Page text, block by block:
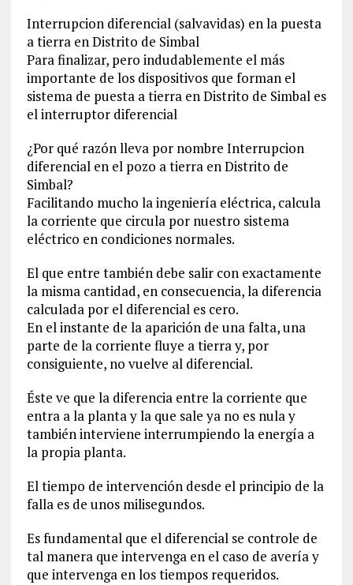
Interrupcion diferencial (salvavidas) en la puesta
a tierra en Distrito de Simbal
Para finalizar, pero indudablemente el más
importante de los dispositivos que forman el
sistema de puesta a tierra en Distrito de Simbal es
el interruptor diferencial
¿Por qué razón lleva por nombre Interrupcion
diferencial en el pozo a tierra en Distrito de
Simbal?
Facilitando mucho la ingeniería eléctrica, calcula
la corriente que circula por nuestro sistema
eléctrico en condiciones normales.
El que entre también debe salir con exactamente
la misma cantidad, en consecuencia, la diferencia
calculada por el diferencial es cero.
En el instante de la aparición de una falta, una
parte de la corriente fluye a tierra y, por
consiguiente, no vuelve al diferencial.
Éste ve que la diferencia entre la corriente que
entra a la planta y la que sale ya no es nula y
también interviene interrumpiendo la energía a
la propia planta.
El tiempo de intervención desde el principio de la
falla es de unos milisegundos.
Es fundamental que el diferencial se controle de
tal manera que intervenga en el caso de avería y
que intervenga en los tiempos requeridos.